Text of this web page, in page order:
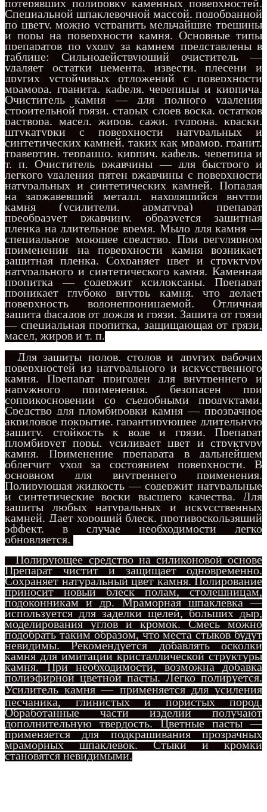
потерявших полировку каменных поверхностей.
Специальной шпаклевочной массой, подобранной
по цвету, можно устранить мельчайшие трещины
и поры на поверхности камня. Основные типы
препаратов по уходу за камнем представлены в
таблице: Сильнодействующий очиститель —
удаляет остатки цемента, извести, плесени и
других устойчивых отложений с поверхности
мрамора, гранита, кафеля, черепицы и кирпича.
Очиститель камня — для полного удаления
строительной грязи, старых слоев воска, остатков
раствора, масел, жиров, сажи, гудрона, краски,
штукатурки с поверхности натуральных и
синтетических камней, таких как мрамор, гранит,
травертин, терраццо, кирпич, кафель, черепица и
т. п. Очиститель ржавчины — для быстрого и
легкого удаления пятен ржавчины с поверхности
натуральных и синтетических камней. Попадая
на заржавевший металл, находящийся внутри
камня (усилители, арматура) препарат
преобразует ржавчину, образуется защитная
пленка на длительное время. Мыло для камня —
специальное моющее средство. При регулярном
применении
на поверхности камня возникает
защитная пленка. Сохраняет цвет и структуру
натурального и синтетического камня. Каменная
пропитка — содержит ксилоксаны. Препарат
проникает глубоко внутрь камня, что делает
поверхность водонепроницаемой. Отличная
защита фасадов от дождя и грязи. Защита от грязи
— специальная пропитка, защищающая от грязи,
масел, жиров и т. п.
Для защиты полов, столов и других рабочих
поверхностей из натурального и искусственного
камня. Препарат пригоден для внутреннего и
наружного применения, безопасен при
соприкосновении со съедобными продуктами.
Средство для пломбировки камня — прозрачное
акриловое покрытие, гарантирующее длительную
защиту, стойкость к воде и грязи. Препарат
пломбирует поры, усиливает цвет и структуру
камня. Применение препарата в дальнейшем
облегчит уход за состоянием поверхности. В
основном для внутреннего применения.
Полирующая жидкость — содержит натуральные
и синтетические воски высшего качества. Для
защиты любых натуральных и искусственных
камней. Дает хороший блеск, противоскользящий
эффект, в случае необходимости легко
обновляется.
Полирующее средство на силиконовой основе
Препарат чистит и защищает одновременно.
Сохраняет натуральный цвет камня. Полирование
приносит новый блеск полам, столешницам,
подоконникам и др. Мраморная шпаклевка —
используется для заделки щелей, больших дыр,
моделирования углов и кромок. Смесь можно
подобрать таким образом, что места стыков будут
невидимы. Рекомендуется добавлять осколки
камня для имитации кристаллической структуры
камня. При необходимости, возможна добавка
полиэфирной цветной пасты. Легко полируется.
Усилитель камня — применяется для усиления
песчаника, глинистых и пористых пород.
Обработанные части изделий получают
дополнительную твердость. Цветные пасты —
применяется для подкрашивания прозрачных
мраморных шпаклевок. Стыки и кромки
становятся невидимыми.